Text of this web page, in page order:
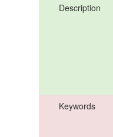
Description
Keywords